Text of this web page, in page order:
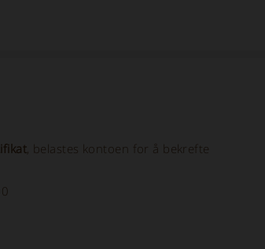
, belastes kontoen for å bekrefte